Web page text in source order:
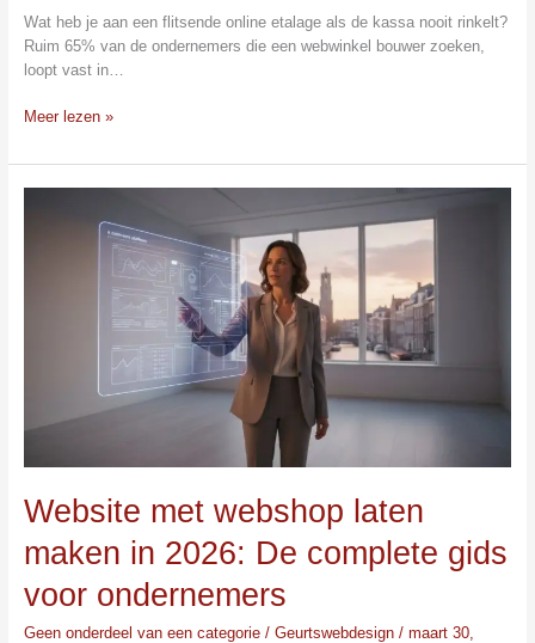
Wat heb je aan een flitsende online etalage als de kassa nooit rinkelt?
Ruim 65% van de ondernemers die een webwinkel bouwer zoeken,
loopt vast in…
Meer lezen »
Website met webshop laten
maken in 2026: De complete gids
voor ondernemers
Geen onderdeel van een categorie/ Geurtswebdesign / maart 30,